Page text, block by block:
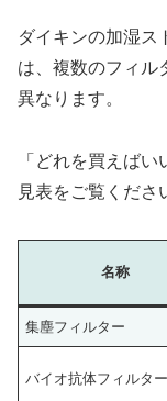
ダイキンの加湿ス
は、複数のフィル
異なります。
「どれを買えば
見表をご覧くださ
名称
集塵フィルター
バイオ抗体フィルター